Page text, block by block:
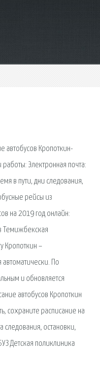
автобусов Кропоткин-
Электронная почта:
в пути, дни следования,
рейсы из
на 2019 год онлайн:
Темижбекская
Кропоткин –
автоматически. По
и обновляется
автобусов Кропоткин
сохраните расписание на
остановки,
Детская поликлиника